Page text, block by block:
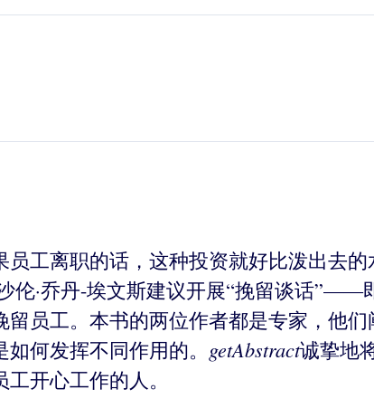
工离职的话，这种投资就好比泼出去
伦·乔丹-埃文斯建议开展“挽留谈话
员工。本书的两位作者都是专家，他
何发挥不同作用的。 getAbstract诚挚地
开心工作的人。